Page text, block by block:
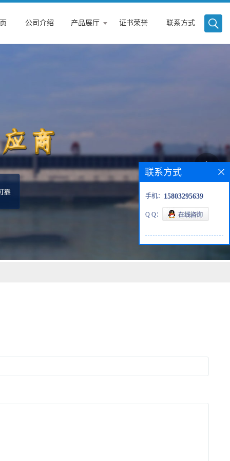
公司介绍 产品展厅 证书荣誉 联系方式
联系方式
手机： 15803295639
Q Q：